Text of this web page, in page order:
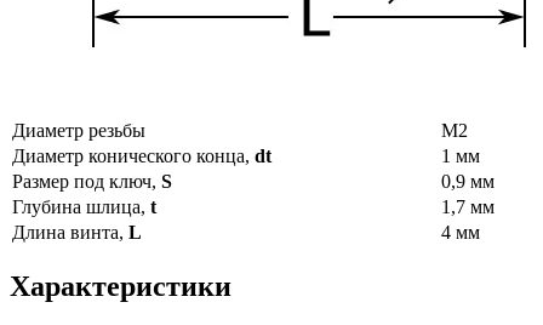
Диаметр резьбы
М2
Диаметр конического конца, dt
1 мм
Размер под ключ, S
0,9 мм
Глубина шлица, t
1,7 мм
Длина винта, L 4 мм
Характеристики